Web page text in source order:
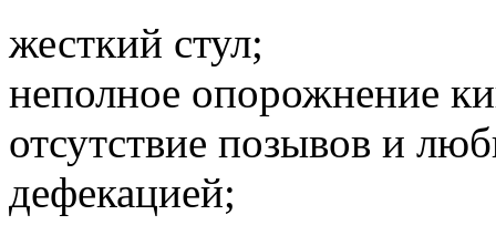
жесткий стул;
неполное опорожнение
отсутствие позывов и
дефекацией;